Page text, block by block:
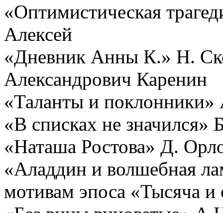
«Оптимистическая
Алексей
«Дневник Анны К.» Н.
Александрович Каренин
«Таланты и
«В списках не
«Наташа Ростова» Д.
«Аладдин и волшебная
мотивам эпоса «Тысяча